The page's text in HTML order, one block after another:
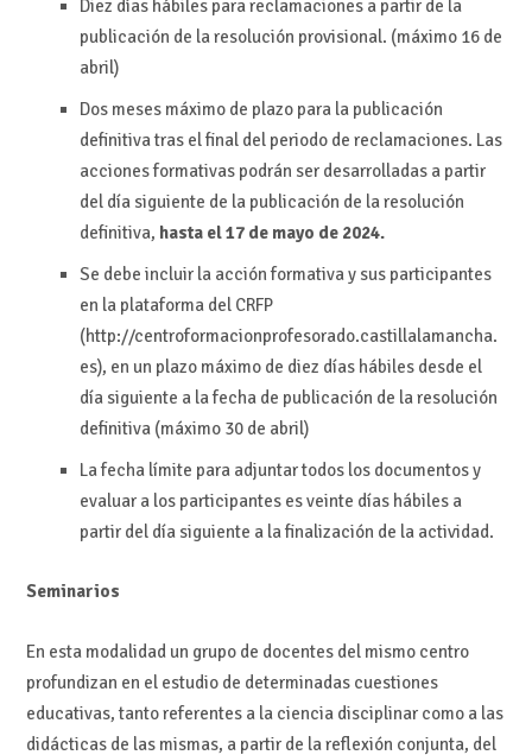
Diez días hábiles para reclamaciones a partir de la
publicación de la resolución provisional. (máximo 16 de
abril)
Dos meses máximo de plazo para la publicación
definitiva tras el final del periodo de reclamaciones. Las
acciones formativas podrán ser desarrolladas a partir
del día siguiente de la publicación de la resolución
definitiva, hasta el 17 de mayo de 2024.
Se debe incluir la acción formativa y sus participantes
en la plataforma del CRFP
(http://centroformacionprofesorado.castillalamancha.
es), en un plazo máximo de diez días hábiles desde el
día siguiente a la fecha de publicación de la resolución
definitiva (máximo 30 de abril)
La fecha límite para adjuntar todos los documentos y
evaluar a los participantes es veinte días hábiles a
partir del día siguiente a la finalización de la actividad.
Seminarios
En esta modalidad un grupo de docentes del mismo centro
profundizan en el estudio de determinadas cuestiones
educativas, tanto referentes a la ciencia disciplinar como a las
didácticas de las mismas, a partir de la reflexión conjunta, del